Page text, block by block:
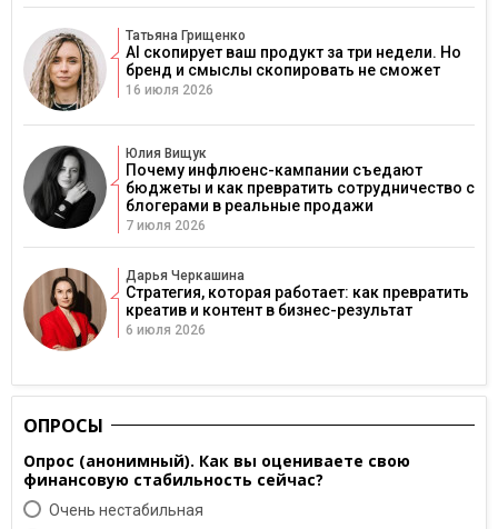
Татьяна Грищенко
AI скопирует ваш продукт за три недели. Но
бренд и смыслы скопировать не сможет
16 июля 2026
Юлия Вищук
Почему инфлюенс-кампании съедают
бюджеты и как превратить сотрудничество с
блогерами в реальные продажи
7 июля 2026
Дарья Черкашина
Стратегия, которая работает: как превратить
креатив и контент в бизнес-результат
6 июля 2026
ОПРОСЫ
Опрос (анонимный). Как вы оцениваете свою
финансовую стабильность сейчас?
Очень нестабильная